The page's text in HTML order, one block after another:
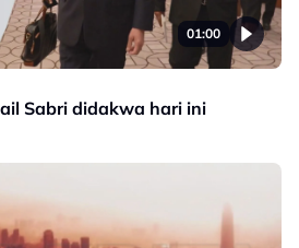
01:00
Sabri didakwa hari ini